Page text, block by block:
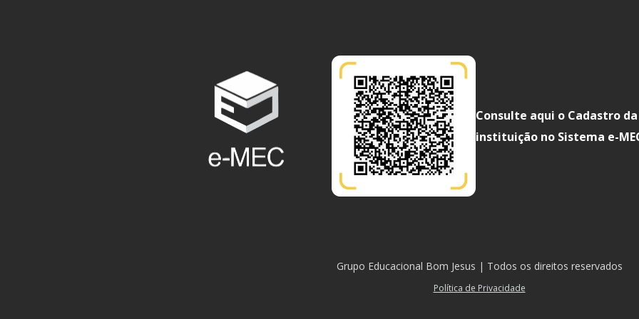
Consulte aqui o Cadastro da
instituição no Sistema e-
Grupo Educacional Bom Jesus | Todos os direitos reservados
Política de Privacidade